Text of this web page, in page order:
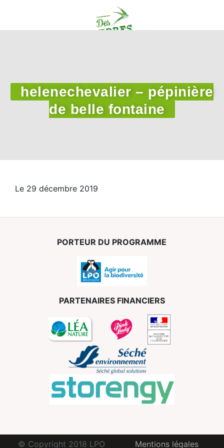
helenechevalier – pépinière
de belle fontaine
Le 29 décembre 2019
PORTEUR DU PROGRAMME
PARTENAIRES FINANCIERS
© Copyright 2018 LPO Mentions légales